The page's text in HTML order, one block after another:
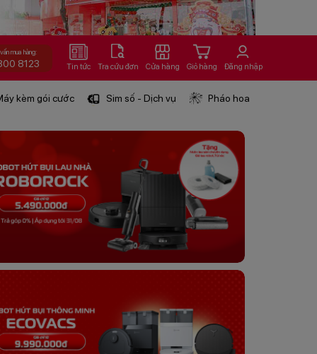
mua hàng:
8123 Tin tức Tra cứu đơn Cửa hàng Giỏ hàng Đăng nhập
kèm gói cước Sim số - Dịch vụ Pháo hoa